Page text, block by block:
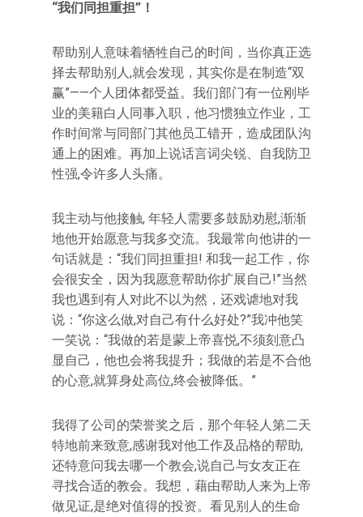
“我们同担重担”！
帮助别人意味着牺牲自己的时间，当你真正选
择去帮助别人,就会发现，其实你是在制造“双
赢”——个人团体都受益。我们部门有一位刚毕
业的美籍白人同事入职，他习惯独立作业，工
作时间常与同部门其他员工错开，造成团队沟
通上的困难。再加上说话言词尖锐、自我防卫
性强,令许多人头痛。
我主动与他接触, 年轻人需要多鼓励劝慰,渐渐
地他开始愿意与我多交流。我最常向他讲的一
句话就是：“我们同担重担! 和我一起工作，你
会很安全，因为我愿意帮助你扩展自己!”当然
我也遇到有人对此不以为然，还戏谑地对我
说：“你这么做,对自己有什么好处?”我冲他笑
一笑说：“我做的若是蒙上帝喜悦,不须刻意凸
显自己，他也会将我提升；我做的若是不合他
的心意,就算身处高位,终会被降低。”
我得了公司的荣誉奖之后，那个年轻人第二天
特地前来致意,感谢我对他工作及品格的帮助,
还特意问我去哪一个教会,说自己与女友正在
寻找合适的教会。我想，藉由帮助人来为上帝
做见证,是绝对值得的投资。看见别人的生命